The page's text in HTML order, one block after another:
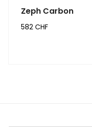
Zeph Carbon
582 CHF